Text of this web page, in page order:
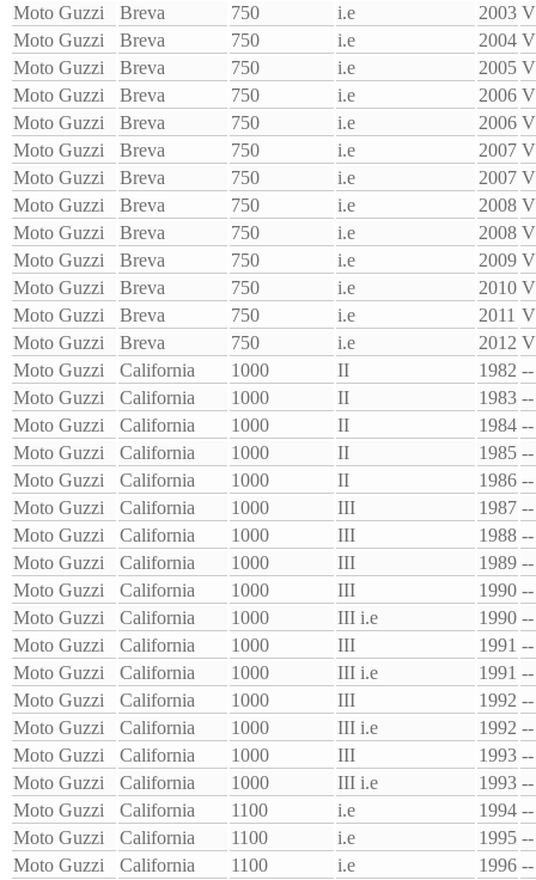
Moto Guzzi
Breva 750 i.e 2003
Moto Guzzi
Breva 750 i.e 2004
Moto Guzzi
Breva 750 i.e 2005
Moto Guzzi
Breva 750 i.e 2006
Moto Guzzi
Breva 750 i.e 2006
Moto Guzzi
Breva 750 i.e 2007
Moto Guzzi
Breva 750 i.e 2007
Moto Guzzi
Breva 750 i.e 2008
Moto Guzzi
Breva 750 i.e 2008
Moto Guzzi
Breva 750 i.e 2009
Moto Guzzi
Breva 750 i.e 2010
Moto Guzzi
Breva 750 i.e 2011
Moto Guzzi
Breva 750 i.e 2012
Moto Guzzi
California 1000 II 1982 --
Moto Guzzi
California 1000 II 1983 --
Moto Guzzi
California 1000 II 1984 --
Moto Guzzi
California 1000 II 1985 --
Moto Guzzi
California 1000 II 1986 --
Moto Guzzi
California 1000 III 1987 --
Moto Guzzi
California 1000 III 1988 --
Moto Guzzi
California 1000 III 1989 --
Moto Guzzi
California 1000 III 1990 --
Moto Guzzi
California 1000 III i.e 1990 --
Moto Guzzi
California 1000 III 1991 --
Moto Guzzi
California 1000 III i.e 1991 --
Moto Guzzi
California 1000 III 1992 --
Moto Guzzi
California 1000 III i.e 1992 --
Moto Guzzi
California 1000 III 1993 --
Moto Guzzi
California 1000 III i.e 1993 --
Moto Guzzi
California 1100 i.e 1994 --
Moto Guzzi
California 1100 i.e 1995 --
Moto Guzzi
California 1100 i.e 1996 --